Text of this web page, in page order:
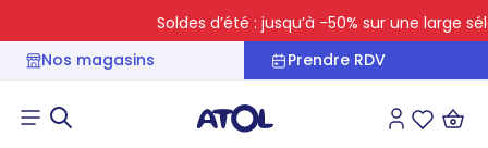
Soldes d’été : jusqu’à -50% sur une large
Nos magasins
Prendre RDV
Connexion